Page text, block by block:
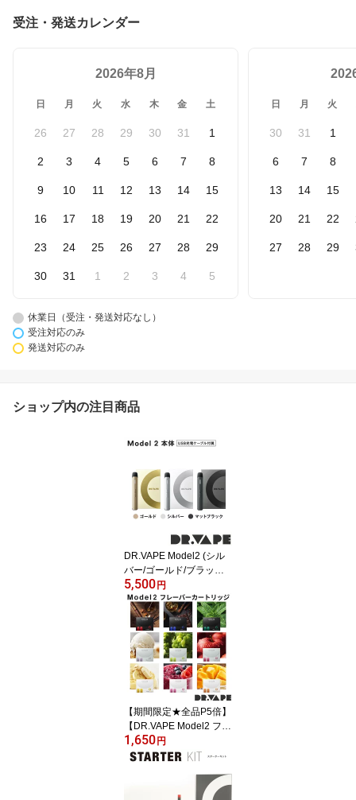
受注・発送カレンダー
2026年8月
日 月 火 水 木 金 土
26 27 28 29 30 31 1
2 3 4 5 6 7 8
9 10 11 12 13 14 15
16 17 18 19 20 21 22
23 24 25 26 27 28 29
30 31 1 2 3 4 5
日 月 火
30 31 1
6 7 8
13 14 15
20 21 22
27 28 29
休業日（受注・発送対応なし）
受注対応のみ
発送対応のみ
ショップ内の注目商品
DR.VAPE Model2 (シル
バー/ゴールド/ブラック)
VAPE 電子タバコ 加熱式
タバコ 充電式 ニコチン0
ドクターベイプ タール
ニコチン0 モデル2
5,500 円
【期間限定★全品P5倍】
【DR.VAPE Model2 フレ
ーバーカートリッジ】VA
PE 電子タバコ 水蒸気 シ
タバコ 充電式 ニコチン0
ドクターベイプ モデル
1,650 円